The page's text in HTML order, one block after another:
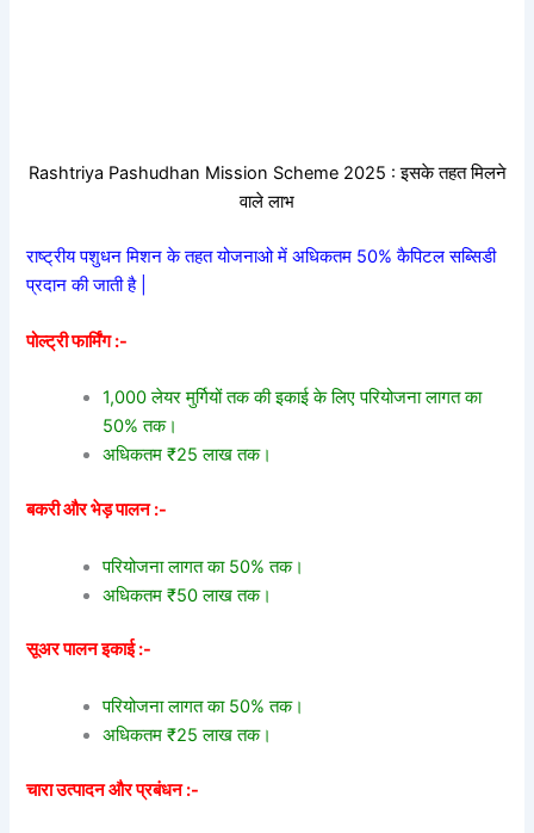
Rashtriya Pashudhan Mission Scheme 2025 : इसके तहत मिलने
वाले लाभ
राष्ट्रीय पशुधन मिशन के तहत योजनाओ में अधिकतम 50% कैपिटल सब्सिडी
प्रदान की जाती है |
पोल्ट्री फार्मिंग :-
1,000 लेयर मुर्गियों तक की इकाई के लिए परियोजना लागत का
50% तक।
अधिकतम ₹25 लाख तक।
बकरी और भेड़ पालन :-
परियोजना लागत का 50% तक।
अधिकतम ₹50 लाख तक।
सूअर पालन इकाई :-
परियोजना लागत का 50% तक।
अधिकतम ₹25 लाख तक।
चारा उत्पादन और प्रबंधन :-